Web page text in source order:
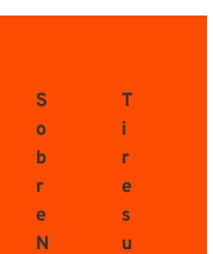
S
o
b
r
e
N
T
i
r
e
s
u